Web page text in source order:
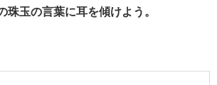
珠玉の言葉に耳を傾けよう。